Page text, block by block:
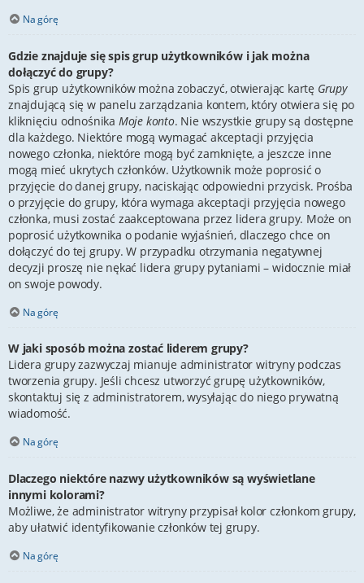
Na górę
Gdzie znajduje się spis grup użytkowników i jak można
dołączyć do grupy?
Spis grup użytkowników można zobaczyć, otwierając kartę Grupy
znajdującą się w panelu zarządzania kontem, który otwiera się po
kliknięciu odnośnika Moje konto. Nie wszystkie grupy są dostępne
dla każdego. Niektóre mogą wymagać akceptacji przyjęcia
nowego członka, niektóre mogą być zamknięte, a jeszcze inne
mogą mieć ukrytych członków. Użytkownik może poprosić o
przyjęcie do danej grupy, naciskając odpowiedni przycisk. Prośba
o przyjęcie do grupy, która wymaga akceptacji przyjęcia nowego
członka, musi zostać zaakceptowana przez lidera grupy. Może on
poprosić użytkownika o podanie wyjaśnień, dlaczego chce on
dołączyć do tej grupy. W przypadku otrzymania negatywnej
decyzji proszę nie nękać lidera grupy pytaniami – widocznie miał
on swoje powody.
Na górę
W jaki sposób można zostać liderem grupy?
Lidera grupy zazwyczaj mianuje administrator witryny podczas
tworzenia grupy. Jeśli chcesz utworzyć grupę użytkowników,
skontaktuj się z administratorem, wysyłając do niego prywatną
wiadomość.
Na górę
Dlaczego niektóre nazwy użytkowników są wyświetlane
innymi kolorami?
Możliwe, że administrator witryny przypisał kolor członkom grupy,
aby ułatwić identyfikowanie członków tej grupy.
Na górę